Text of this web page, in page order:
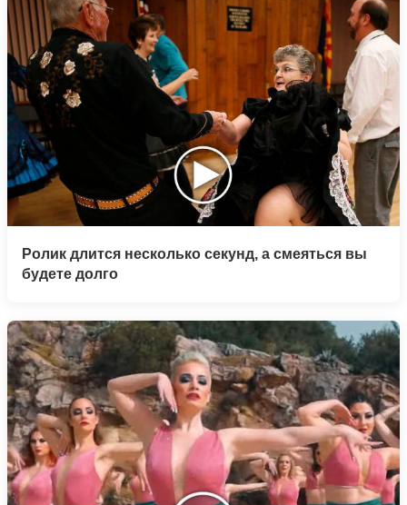
Ролик длится несколько секунд, а смеяться вы
будете долго